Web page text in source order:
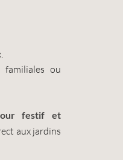
ou
festif et
aux jardins